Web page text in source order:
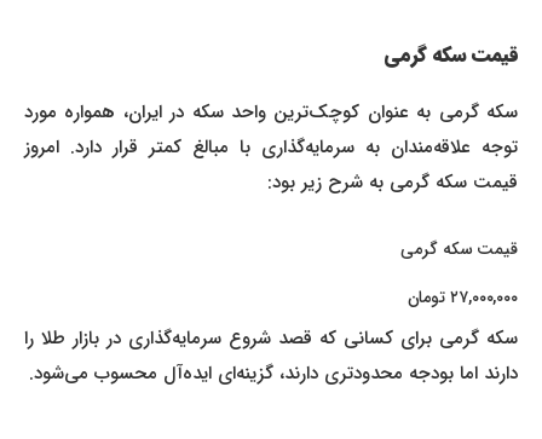
قیمت سکه گرمی
سکه گرمی به عنوان کوچک‌ترین واحد سکه در ایران، همواره مورد
توجه علاقه‌مندان به سرمایه‌گذاری با مبالغ کمتر قرار دارد. امروز
قیمت سکه گرمی به شرح زیر بود:
قیمت سکه گرمی
۲۷,۰۰۰,۰۰۰ تومان
سکه گرمی برای کسانی که قصد شروع سرمایه‌گذاری در بازار طلا را
دارند اما بودجه محدودتری دارند، گزینه‌ای ایده‌آل محسوب می‌شود.